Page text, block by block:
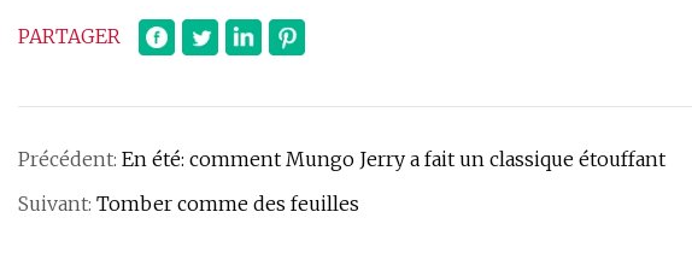
PARTAGER
Précédent: En été: comment Mungo Jerry a fait un classique étouffant
Suivant: Tomber comme des feuilles